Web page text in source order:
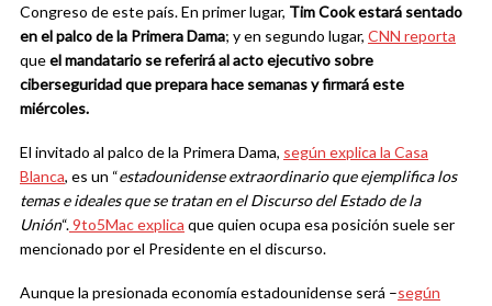
Congreso de este país. En primer lugar, Tim Cook estará sentado
en el palco de la Primera Dama; y en segundo lugar, CNN reporta
queel mandatario se referirá al acto ejecutivo sobre
ciberseguridad que prepara hace semanas y firmará este
miércoles.
El invitado al palco de la Primera Dama, según explica la Casa
Blanca, es un “estadounidense extraordinario que ejemplifica los
temas e ideales que se tratan en el Discurso del Estado de la
Unión“.9to5Mac explica que quien ocupa esa posición suele ser
mencionado por el Presidente en el discurso.
Aunque la presionada economía estadounidense será –según